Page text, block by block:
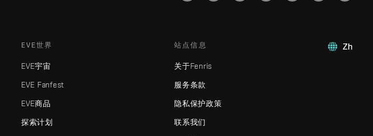
Zh
EVE世界
EVE宇宙
EVE Fanfest
EVE商品
探索计划
站点信息
关于Fenris
服务条款
隐私保护政策
联系我们